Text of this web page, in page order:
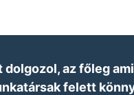
az főleg
felett